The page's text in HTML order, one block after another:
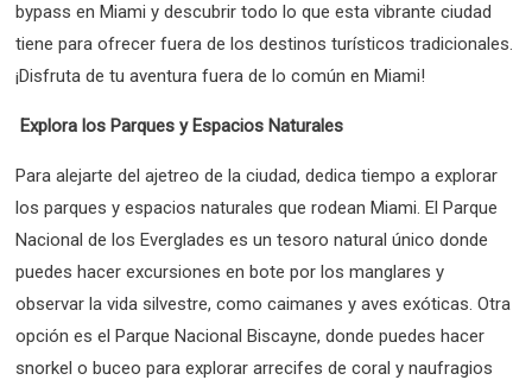
bypass en Miami y descubrir todo lo que esta vibrante ciudad
tiene para ofrecer fuera de los destinos turísticos tradicionales.
¡Disfruta de tu aventura fuera de lo común en Miami!
Explora los Parques y Espacios Naturales
Para alejarte del ajetreo de la ciudad, dedica tiempo a explorar
los parques y espacios naturales que rodean Miami. El Parque
Nacional de los Everglades es un tesoro natural único donde
puedes hacer excursiones en bote por los manglares y
observar la vida silvestre, como caimanes y aves exóticas. Otra
opción es el Parque Nacional Biscayne, donde puedes hacer
snorkel o buceo para explorar arrecifes de coral y naufragios